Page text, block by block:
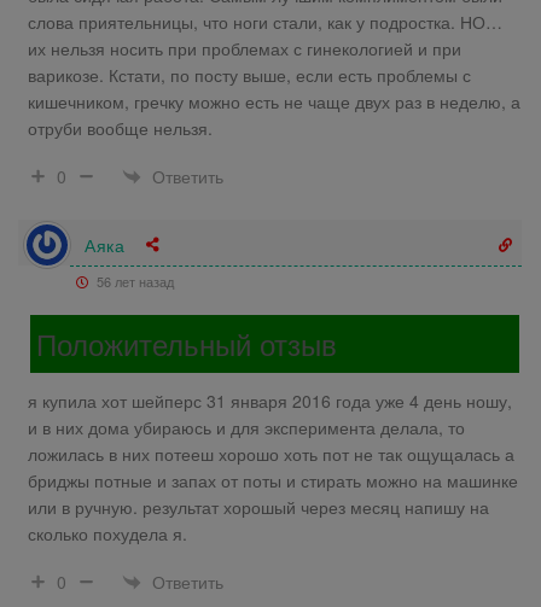
слова приятельницы, что ноги стали, как у подростка. НО…
их нельзя носить при проблемах с гинекологией и при
варикозе. Кстати, по посту выше, если есть проблемы с
кишечником, гречку можно есть не чаще двух раз в неделю, а
отруби вообще нельзя.
0
Ответить
Аяка
56 лет назад
Положительный отзыв
я купила хот шейперс 31 января 2016 года уже 4 день ношу,
и в них дома убираюсь и для эксперимента делала, то
ложилась в них потееш хорошо хоть пот не так ощущалась а
бриджы потные и запах от поты и стирать можно на машинке
или в ручную. результат хорошый через месяц напишу на
сколько похудела я.
0
Ответить